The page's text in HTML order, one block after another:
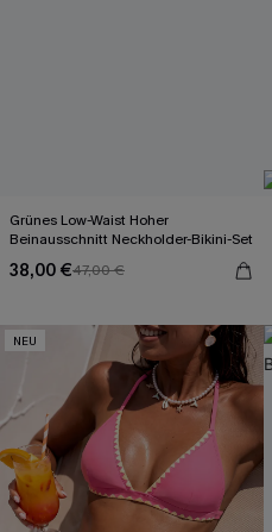
Grünes Low-Waist Hoher
Beinausschnitt Neckholder-Bikini-Set
38,00 €47,00 €
NEU